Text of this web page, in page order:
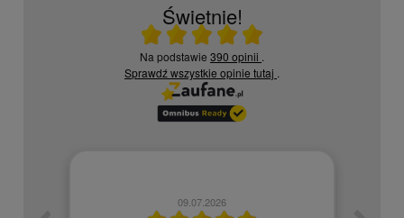
Świetnie!
Ocena średnia 5 na 5
Na podstawie 390 opinii .
Sprawdź wszystkie opinie tutaj .
09.07.2026